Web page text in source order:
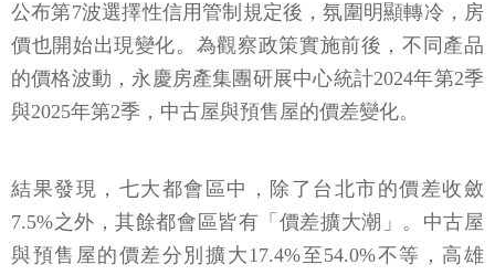
公布第7波選擇性信用管制規定後，氛圍明顯轉冷，房
價也開始出現變化。為觀察政策實施前後，不同產品
的價格波動，永慶房產集團研展中心統計2024年第2季
與2025年第2季，中古屋與預售屋的價差變化。
結果發現，七大都會區中，除了台北市的價差收斂
7.5%之外，其餘都會區皆有「價差擴大潮」。中古屋
與預售屋的價差分別擴大17.4%至54.0%不等，高雄